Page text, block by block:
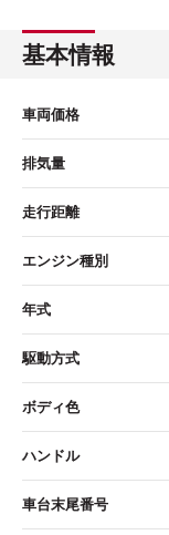
基本情報
車両価格
排気量
走行距離
エンジン種別
年式
駆動方式
ボディ色
ハンドル
車台末尾番号